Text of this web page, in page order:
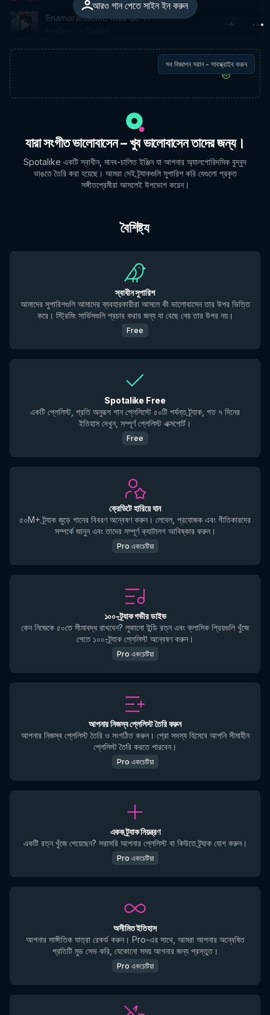
আরও গান পেতে সাইন ইন করুন
Enamorandome Mas de Ti
সব বিজ্ঞাপন সরান - সাবস্ক্রাইব করুন
যারা সংগীত ভালোবাসেন – খুব ভালোবাসেন তাদের জন্য।
Spotalike একটি স্বাধীন, মানব-চালিত ইঞ্জিন যা আপনার অ্যালগোরিদমিক বুদ্বুদ
ভাঙতে তৈরি করা হয়েছে। আমরা সেই ট্র্যাকগুলি সুপারিশ করি যেগুলো প্রকৃত
সঙ্গীতপ্রেমীরা আসলেই উপভোগ করেন।
বৈশিষ্ট্য
স্বাধীন সুপারিশ
আমাদের সুপারিশগুলি আমাদের ব্যবহারকারীরা আসলে কী ভালোবাসেন তার উপর ভিত্তি
করে। স্ট্রিমিং সার্ভিসগুলি প্রচার করার জন্য যা বেছে নেয় তার উপর নয়।
Free
Spotalike Free
একটি প্লেলিস্ট, প্রতি অনুরূপ গান প্লেলিস্টে ৫০টি পর্যন্ত ট্র্যাক, গত ৭ দিনের
ইতিহাস দেখুন, সম্পূর্ণ প্লেলিস্ট এক্সপোর্ট।
Free
ক্রেডিটে হারিয়ে যান
৫০M+ ট্র্যাক জুড়ে গানের বিবরণ অন্বেষণ করুন। লেবেল, প্রযোজক এবং গীতিকারদের
সম্পর্কে জানুন এবং তাদের সম্পূর্ণ ক্যাটালগ আবিষ্কার করুন।
Pro একচেটিয়া
১০০-ট্র্যাক গভীর ডাইভ
কেন নিজেকে ৫০তে সীমাবদ্ধ রাখবেন? লুকানো ইন্ডি রত্ন এবং ক্লাসিক প্রিয়গুলি খুঁজে
পেতে ১০০-ট্র্যাক প্লেলিস্ট অন্বেষণ করুন।
Pro একচেটিয়া
আপনার নিজস্ব প্লেলিস্ট তৈরি করুন
আপনার নিজস্ব প্লেলিস্ট তৈরি ও সংগঠিত করুন। প্রো সদস্য হিসেবে আপনি সীমাহীন
প্লেলিস্ট তৈরি করতে পারবেন।
Pro একচেটিয়া
একক ট্র্যাক নিয়ন্ত্রণ
একটি রত্ন খুঁজে পেয়েছেন? সরাসরি আপনার প্লেলিস্ট বা কিউতে ট্র্যাক যোগ করুন।
Pro একচেটিয়া
অসীমিত ইতিহাস
আপনার সাঙ্গীতিক যাত্রা রেকর্ড করুন। Pro-এর সাথে, আমরা আপনার অন্বেষিত
প্রতিটি মুড সেভ করি, যেকোনো সময় আপনার জন্য প্রস্তুত।
Pro একচেটিয়া